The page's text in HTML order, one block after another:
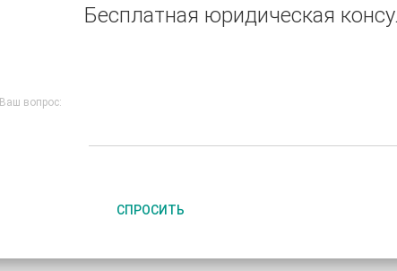
Бесплатная юридическая
Ваш вопрос:
СПРОСИТЬ